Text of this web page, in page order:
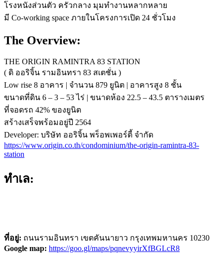
โรงหนังส่วนตัว ครัวกลาง มุมทำงานหลากหลาย
มี Co-working space ภายในโครงการเปิด 24 ชั่วโมง
The Overview:
THE ORIGIN RAMINTRA 83 STATION
( ดิ ออริจิ้น รามอินทรา 83 สเตชั่น )
Low rise 8 อาคาร | จำนวน 879 ยูนิต | อาคารสูง 8 ชั้น
ขนาดที่ดิน 6 – 3 – 53 ไร่ | ขนาดห้อง 22.5 – 43.5 ตารางเมตร
ที่จอดรถ 42% ของยูนิต
สร้างเสร็จพร้อมอยู่ปี 2564
Developer: บริษัท ออริจิ้น พร็อพเพอร์ตี้ จำกัด
https://www.origin.co.th/condominium/the-origin-ramintra-83-
station
ทำเล:
ที่อยู่: ถนนรามอินทรา เขตคันนายาว กรุงเทพมหานคร 10230
Google map: https://goo.gl/maps/pqnevyyirXfBGLcR8